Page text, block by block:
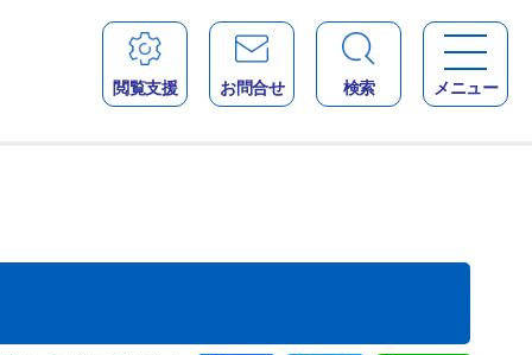
閲覧支援 お問合せ 検索 メニュー